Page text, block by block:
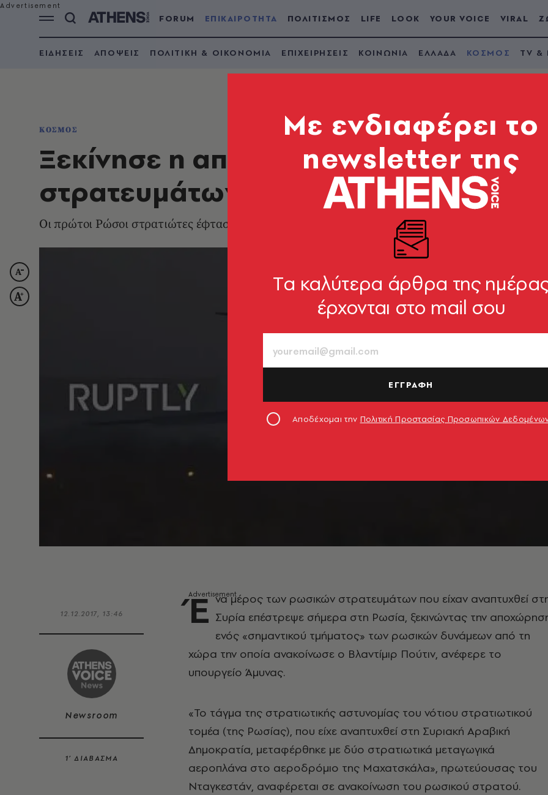
FORUM ΕΠΙΚΑΙΡΟΤΗΤΑ ΠΟΛΙΤΙΣΜΟΣ LIFE LOOK YOUR VOICE VIRAL
ΕΙΔΗΣΕΙΣ ΑΠΟΨΕΙΣ ΠΟΛΙΤΙΚΗ & ΟΙΚΟΝΟΜΙΑ ΕΠΙΧΕΙΡΗΣΕΙΣ ΚΟΙΝΩΝΙΑ ΕΛΛΑΔΑ ΚΟΣΜΟΣ TV &
ΚΟΣΜΟΣ
Ξεκίνησε η αποχώρηση των ρωσικών
στρατευμάτων από τη Συρία (video)
Οι πρώτοι Ρώσοι στρατιώτες έφτασαν στον Καύκασο
12.12.2017, 13:46
Newsroom
1’ ΔΙΑΒΑΣΜΑ
Έ να μέρος των ρωσικών στρατευμάτων που είχαν αναπτυχθεί
Συρία επέστρεψε σήμερα στη Ρωσία, ξεκινώντας την
ενός «σημαντικού τμήματος» των ρωσικών δυνάμεων από τη
χώρα την οποία ανακοίνωσε ο Βλαντίμιρ Πούτιν, ανέφερε το
υπουργείο Άμυνας.
«Το τάγμα της στρατιωτικής αστυνομίας του νότιου στρατιωτικού
τομέα (της Ρωσίας), που είχε αναπτυχθεί στη Συριακή Αραβική
Δημοκρατία, μεταφέρθηκε με δύο στρατιωτικά μεταγωγικά
αεροπλάνα στο αεροδρόμιο της Μαχατσκάλα», πρωτεύουσας του
Νταγκεστάν, αναφέρεται σε ανακοίνωση του ρωσικού στρατού.
Mε ενδιαφέρει το
newsletter της
Tα καλύτερα άρθρα της
έρχονται στο mail σου
ΕΓΓΡΑΦΗ
Αποδέχομαι την Πολιτική Προστασίας Προσωπικών